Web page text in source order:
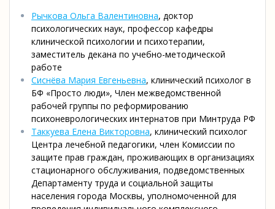
Рычкова Ольга Валентиновна, доктор
психологических наук, профессор кафедры
клинической психологии и психотерапии,
заместитель декана по учебно-методической
работе
Сиснёва Мария Евгеньевна, клинический психолог в
БФ «Просто люди», Член межведомственной
рабочей группы по реформированию
психоневрологических интернатов при Минтруда РФ
Таккуева Елена Викторовна, клинический психолог
Центра лечебной педагогики, член Комиссии по
защите прав граждан, проживающих в организациях
стационарного обслуживания, подведомственных
Департаменту труда и социальной защиты
населения города Москвы, уполномоченной для